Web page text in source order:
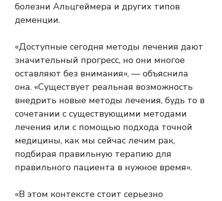
болезни Альцгеймера и других типов
деменции.
«Доступные сегодня методы лечения дают
значительный прогресс, но они многое
оставляют без внимания», — объяснила
она. «Существует реальная возможность
внедрить новые методы лечения, будь то в
сочетании с существующими методами
лечения или с помощью подхода точной
медицины, как мы сейчас лечим рак,
подбирая правильную терапию для
правильного пациента в нужное время».
«В этом контексте стоит серьезно